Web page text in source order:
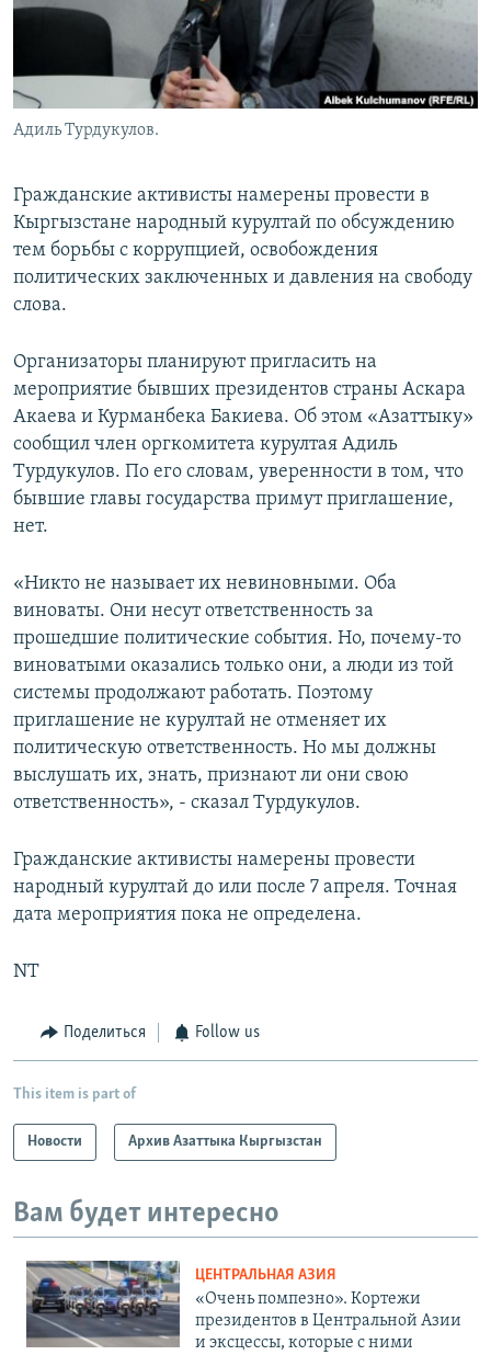
Адиль Турдукулов.
Гражданские активисты намерены провести в
Кыргызстане народный курултай по обсуждению
тем борьбы с коррупцией, освобождения
политических заключенных и давления на свободу
слова.
Организаторы планируют пригласить на
мероприятие бывших президентов страны Аскара
Акаева и Курманбека Бакиева. Об этом «Азаттыку»
сообщил член оргкомитета курултая Адиль
Турдукулов. По его словам, уверенности в том, что
бывшие главы государства примут приглашение,
нет.
«Никто не называет их невиновными. Оба
виноваты. Они несут ответственность за
прошедшие политические события. Но, почему-то
виноватыми оказались только они, а люди из той
системы продолжают работать. Поэтому
приглашение не курултай не отменяет их
политическую ответственность. Но мы должны
выслушать их, знать, признают ли они свою
ответственность», - сказал Турдукулов.
Гражданские активисты намерены провести
народный курултай до или после 7 апреля. Точная
дата мероприятия пока не определена.
NT
Поделиться Follow us
This item is part of
Новости Архив Азаттыка Кыргызстан
Вам будет интересно
ЦЕНТРАЛЬНАЯ АЗИЯ
«Очень помпезно». Кортежи
президентов в Центральной Азии
и эксцессы, которые с ними